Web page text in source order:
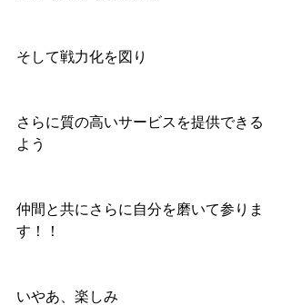
そして戦力化を図り
さらに質の高いサービスを提供できる
よう
仲間と共にさらに自分を磨いて参りま
す！！
いやあ、楽しみ